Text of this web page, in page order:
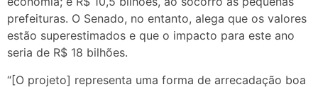
prefeituras. O Senado, no entanto, alega que os valores
estão superestimados e que o impacto para este ano
seria de R$ 18 bilhões.
“[O projeto] representa uma forma de arrecadação boa